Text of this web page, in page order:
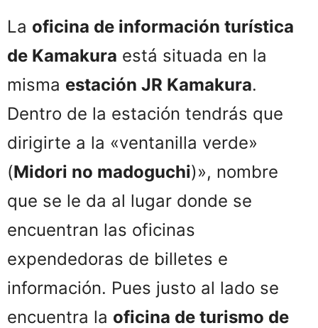
La oficina de información turística
de Kamakura está situada en la
misma estación JR Kamakura.
Dentro de la estación tendrás que
dirigirte a la «ventanilla verde»
(Midori no madoguchi)», nombre
que se le da al lugar donde se
encuentran las oficinas
expendedoras de billetes e
información. Pues justo al lado se
encuentra la oficina de turismo de